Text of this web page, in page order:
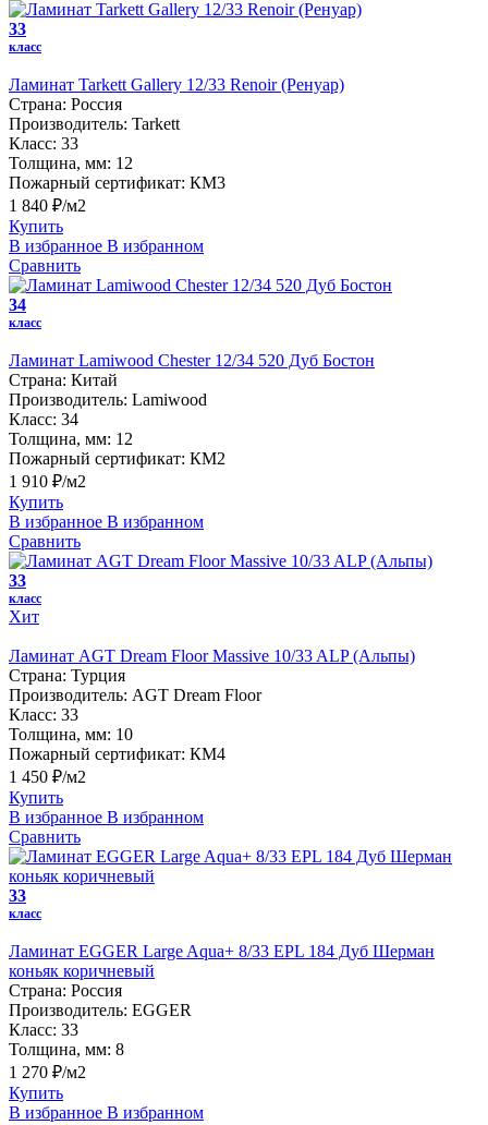
33
класс
Ламинат Tarkett Gallery 12/33 Renoir (Ренуар)
Страна: Россия
Производитель: Tarkett
Класс: 33
Толщина, мм: 12
Пожарный сертификат: КМ3
1 840 ₽/м2
Купить
В избранное В избранном
Сравнить
34
класс
Ламинат Lamiwood Chester 12/34 520 Дуб Бостон
Страна: Китай
Производитель: Lamiwood
Класс: 34
Толщина, мм: 12
Пожарный сертификат: КМ2
1 910 ₽/м2
Купить
В избранное В избранном
Сравнить
33
класс
Хит
Ламинат AGT Dream Floor Massive 10/33 ALP (Альпы)
Страна: Турция
Производитель: AGT Dream Floor
Класс: 33
Толщина, мм: 10
Пожарный сертификат: КМ4
1 450 ₽/м2
Купить
В избранное В избранном
Сравнить
33
класс
Ламинат EGGER Large Aqua+ 8/33 EPL 184 Дуб Шерман
коньяк коричневый
Страна: Россия
Производитель: EGGER
Класс: 33
Толщина, мм: 8
1 270 ₽/м2
Купить
В избранное В избранном